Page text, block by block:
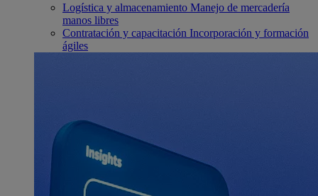
Logística y almacenamiento Manejo de mercadería
manos libres
Contratación y capacitación Incorporación y formación
ágiles